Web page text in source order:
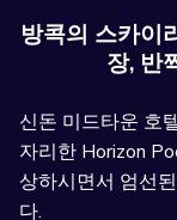
방콕의 스카이
장, 반
신돈 미드타운 호
자리한 Horizon
상하시면서 엄선
다.